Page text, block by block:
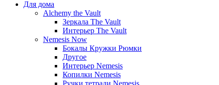
Для дома
Alchemy the Vault
Зеркала The Vault
Интерьер The Vault
Nemesis Now
Бокалы Кружки Рюмки
Другое
Интерьер Nemesis
Копилки Nemesis
Ручки тетради Nemesis